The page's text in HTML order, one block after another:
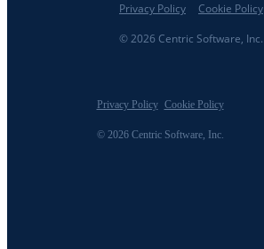
© 2026 Centric Software, Inc.
Privacy Policy Cookie Policy
© 2026 Centric Software, Inc.
Privacy Policy Cookie Policy